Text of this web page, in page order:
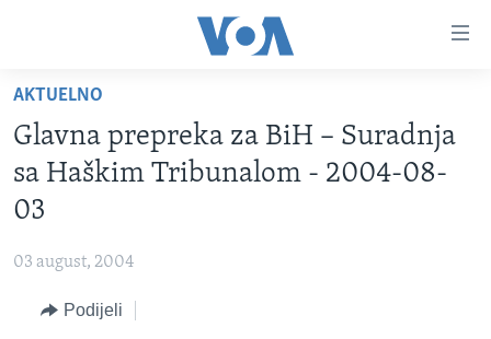
glavni
sadržaj
na
glavnu
Idi
pretragu
TV PROGRAM
FOTOGRAFIJE DANA
SJEDINJENE AMERIČKE DRŽAVE
BOSNA I HERCEGOVINA
NAUKA I TEHNOLOGIJA
SPECIJALNI PROJEKTI
AKTUELNO
Glavna prepreka za BiH – Suradnja
sa Haškim Tribunalom - 2004-08-
03
03 august, 2004
Podijeli